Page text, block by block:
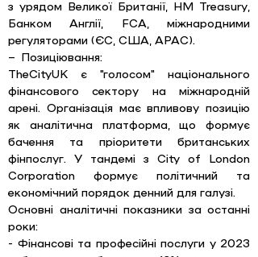
з урядом Великої Британії, HM Treasury,
Банком Англії, FCA, міжнародними
регуляторами (ЄС, США, APAC).
– Позиціювання:
TheCityUK є "голосом" національного
фінансового сектору на міжнародній
арені. Організація має впливову позицію
як аналітична платформа, що формує
бачення та пріоритети британських
фінпослуг. У тандемі з City of London
Corporation формує політичний та
економічний порядок денний для галузі.
Основні аналітичні показники за останні
роки:
- Фінансові та професійні послуги у 2023